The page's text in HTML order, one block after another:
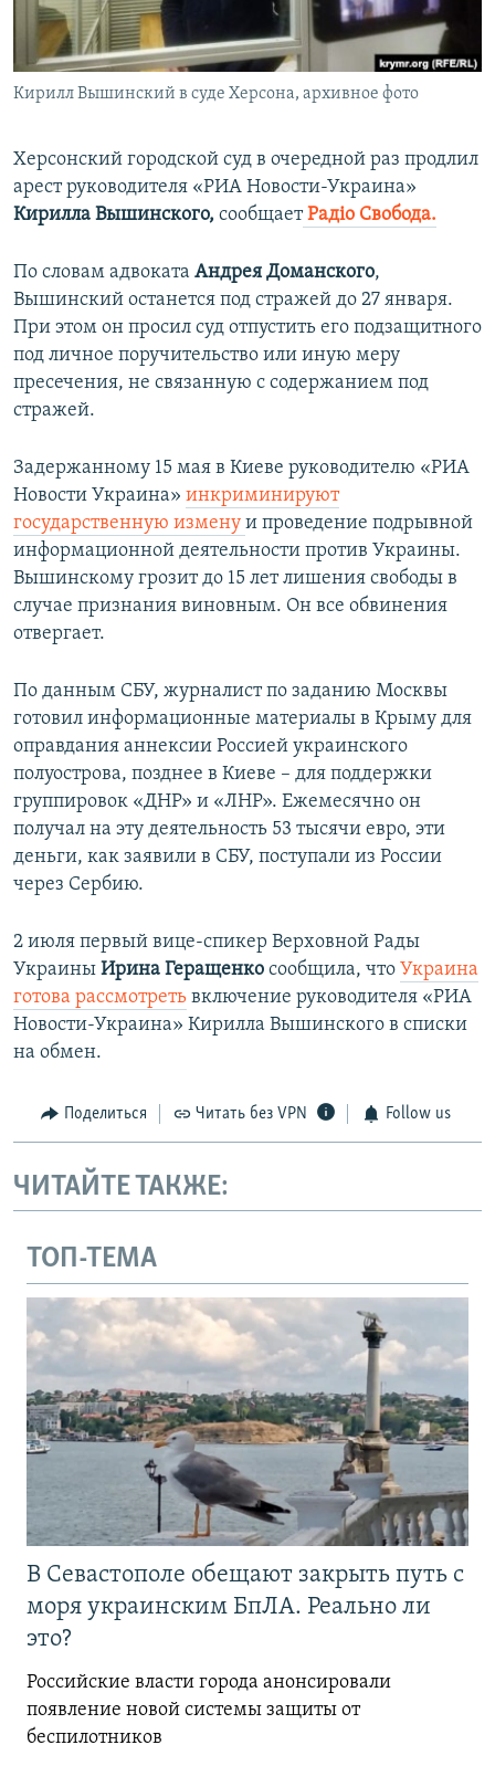
ПОБЕДИТЕЛЕЙ НЕ СУДЯТ?
КРЫМ.НЕПОКОРЕННЫЙ
ELIFBE
ПРИСОЕДИНЯЙТЕСЬ!
Все сайты RFE/RL
Кирилл Вышинский в суде Херсона, архивное фото
Херсонский городской суд в очередной раз продлил
арест руководителя «РИА Новости-Украина»
Кирилла Вышинского, сообщаетРадіо Свобода.
По словам адвоката Андрея Доманского,
Вышинский останется под стражей до 27 января.
При этом он просил суд отпустить его подзащитного
под личное поручительство или иную меру
пресечения, не связанную с содержанием под
стражей.
Задержанному 15 мая в Киеве руководителю «РИА
Новости Украина» инкриминируют
государственную измену и проведение подрывной
информационной деятельности против Украины.
Вышинскому грозит до 15 лет лишения свободы в
случае признания виновным. Он все обвинения
отвергает.
По данным СБУ, журналист по заданию Москвы
готовил информационные материалы в Крыму для
оправдания аннексии Россией украинского
полуострова, позднее в Киеве – для поддержки
группировок «ДНР» и «ЛНР». Ежемесячно он
получал на эту деятельность 53 тысячи евро, эти
деньги, как заявили в СБУ, поступали из России
через Сербию.
2 июля первый вице-спикер Верховной Рады
Украины Ирина Геращенко сообщила, что Украина
готова рассмотреть включение руководителя «РИА
Новости-Украина» Кирилла Вышинского в списки
на обмен.
Поделиться Читать без VPN Follow us
ЧИТАЙТЕ ТАКЖЕ:
ТОП-ТЕМА
В Севастополе обещают закрыть путь с
моря украинским БпЛА. Реально ли
это?
Российские власти города анонсировали
появление новой системы защиты от
беспилотников